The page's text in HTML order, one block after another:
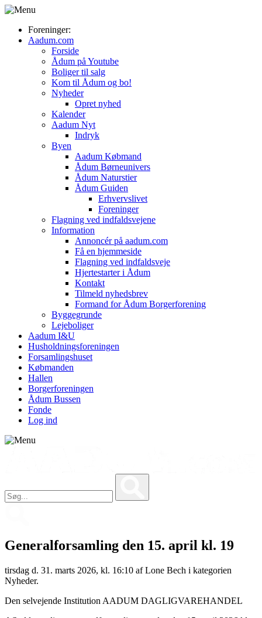
Foreninger:
Aadum.com
Forside
Ådum på Youtube
Boliger til salg
Kom til Ådum og bo!
Nyheder
Opret nyhed
Kalender
Aadum Nyt
Indryk
Byen
Aadum Købmand
Ådum Børneunivers
Ådum Naturstier
Ådum Guiden
Erhvervslivet
Foreninger
Flagning ved indfaldsvejene
Information
Annoncér på aadum.com
Få en hjemmeside
Flagning ved indfaldsveje
Hjertestarter i Ådum
Kontakt
Tilmeld nyhedsbrev
Formand for Ådum Borgerforening
Byggegrunde
Lejeboliger
Aadum I&U
Husholdningsforeningen
Forsamlingshuset
Købmanden
Hallen
Borgerforeningen
Ådum Bussen
Fonde
Log ind
Generalforsamling den 15. april kl. 19
tirsdag d. 31. marts 2026, kl. 16:10 af Lone Bech i kategorien
Nyheder.
Den selvejende Institution AADUM DAGLIGVAREHANDEL